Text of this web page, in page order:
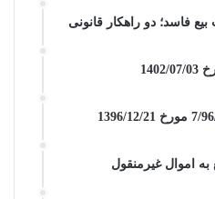
فاسد؛ دو راهکار قانونی
اموال غیرمنقول